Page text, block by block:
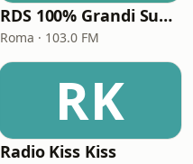
RDS 100% Grandi Successi
Roma · 103.0 FM
RK
Radio Kiss Kiss